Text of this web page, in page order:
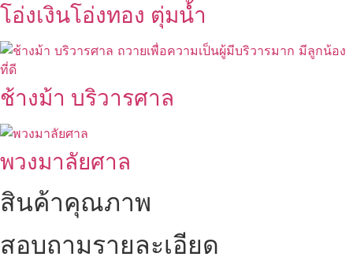
โอ่งเงินโอ่งทอง ตุ่มน้ำ
ช้างม้า บริวารศาล
พวงมาลัยศาล
สินค้าคุณภาพ
สอบถามรายละเอียด